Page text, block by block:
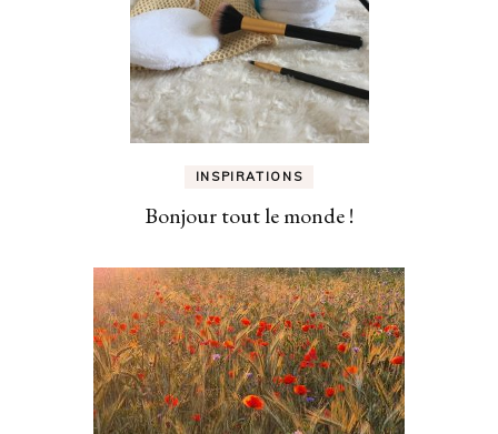
INSPIRATIONS
Bonjour tout le monde !